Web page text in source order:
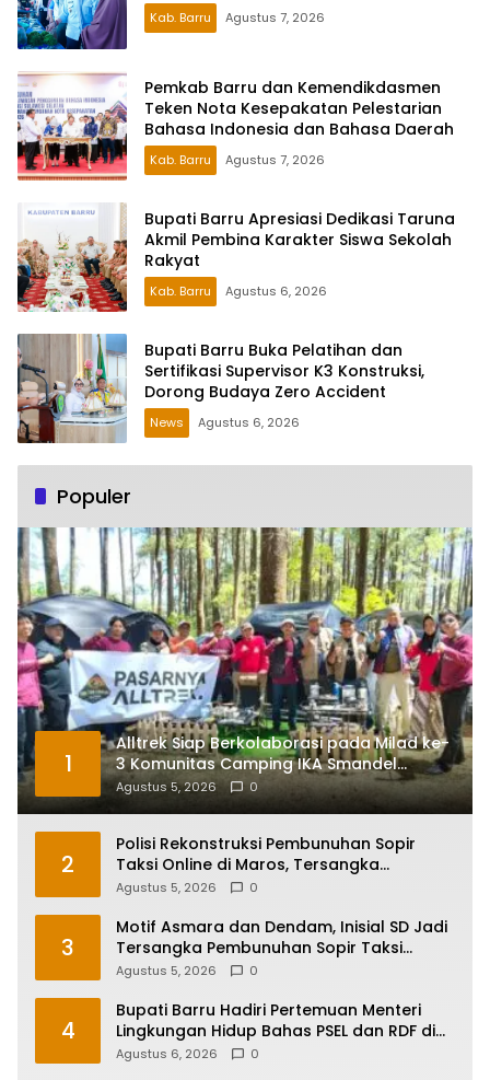
Kab. Barru Agustus 7, 2026
Pemkab Barru dan Kemendikdasmen
Teken Nota Kesepakatan Pelestarian
Bahasa Indonesia dan Bahasa Daerah
Kab. Barru Agustus 7, 2026
Bupati Barru Apresiasi Dedikasi Taruna
Akmil Pembina Karakter Siswa Sekolah
Rakyat
Kab. Barru Agustus 6, 2026
Bupati Barru Buka Pelatihan dan
Sertifikasi Supervisor K3 Konstruksi,
Dorong Budaya Zero Accident
News Agustus 6, 2026
Populer
1
Alltrek Siap Berkolaborasi pada Milad ke-
3 Komunitas Camping IKA Smandel
Makassar di Malino
Agustus 5, 2026 0
2
Polisi Rekonstruksi Pembunuhan Sopir
Taksi Online di Maros, Tersangka
Peragakan 24 Adegan
Agustus 5, 2026 0
3
Motif Asmara dan Dendam, Inisial SD Jadi
Tersangka Pembunuhan Sopir Taksi
Online di Maros
Agustus 5, 2026 0
4
Bupati Barru Hadiri Pertemuan Menteri
Lingkungan Hidup Bahas PSEL dan RDF di
Sulsel
Agustus 6, 2026 0